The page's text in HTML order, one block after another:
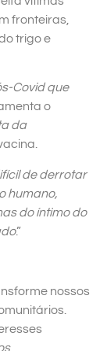
fronteiras,
trigo e
Covid que
o
da
de derrotar
humano,
do íntimo do
.”
nossos